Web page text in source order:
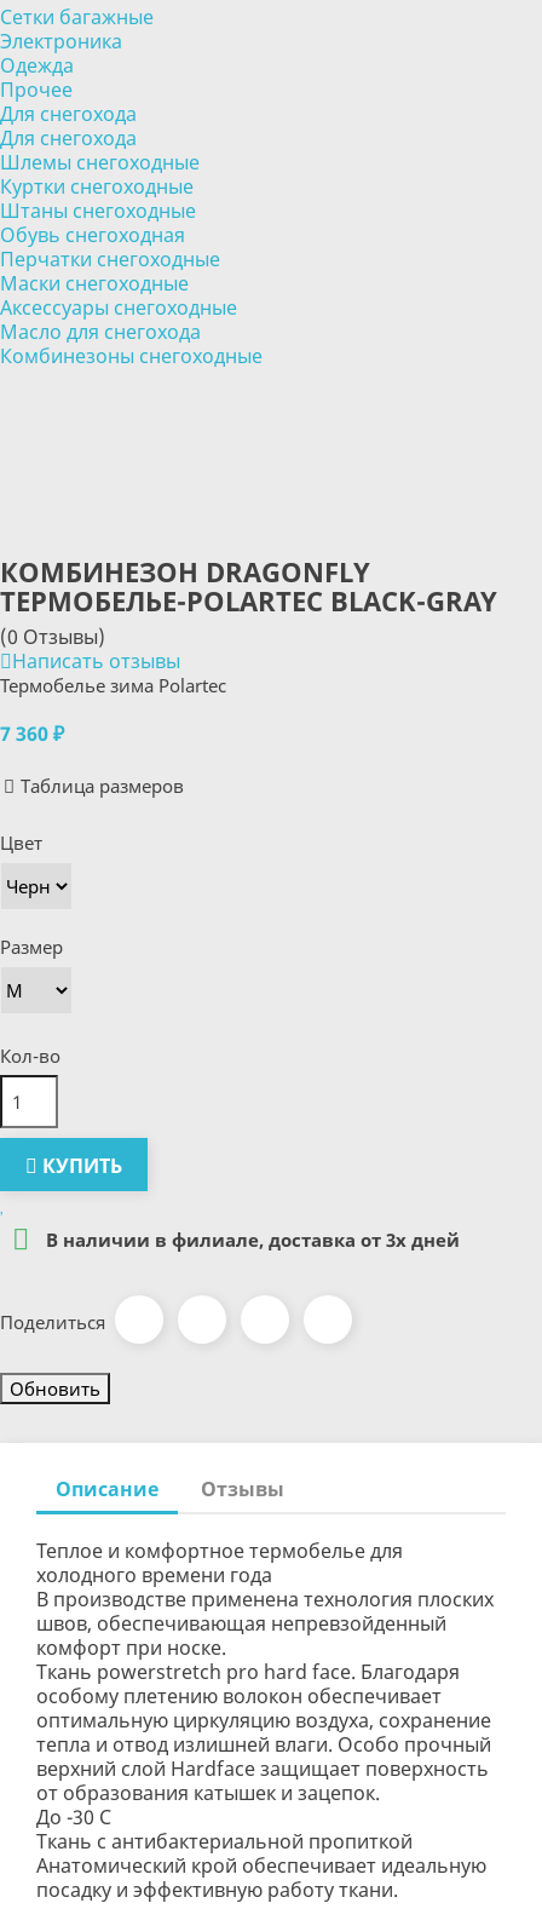
Сетки багажные
Электроника
Одежда
Прочее
Для снегохода
Для снегохода
Шлемы снегоходные
Куртки снегоходные
Штаны снегоходные
Обувь снегоходная
Перчатки снегоходные
Маски снегоходные
Аксессуары снегоходные
Масло для снегохода
Комбинезоны снегоходные
КОМБИНЕЗОН DRAGONFLY
ТЕРМОБЕЛЬЕ-POLARTEC BLACK-GRAY
(0 Отзывы)
Написать отзывы
Термобелье зима Polartec
7 360 ₽
Таблица размеров
Цвет
Размер
Кол-во
КУПИТЬ
 В наличии в филиале, доставка от 3х дней
Поделиться
Описание Отзывы
Теплое и комфортное термобелье для
холодного времени года
В производстве применена технология плоских
швов, обеспечивающая непревзойденный
комфорт при носке.
Ткань powerstretch pro hard face. Благодаря
особому плетению волокон обеспечивает
оптимальную циркуляцию воздуха, сохранение
тепла и отвод излишней влаги. Особо прочный
верхний слой Hardface защищает поверхность
от образования катышек и зацепок.
До -30 С
Ткань с антибактериальной пропиткой
Анатомический крой обеспечивает идеальную
посадку и эффективную работу ткани.